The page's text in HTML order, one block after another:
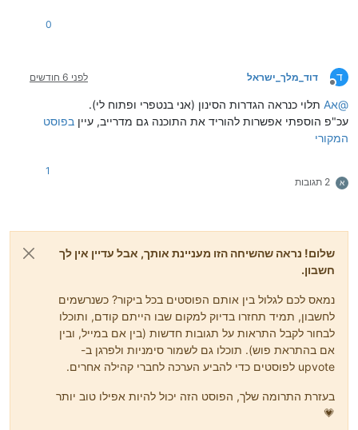
0
ד
מנותק
דוד_מלך_ישראל לפני 6 חודשים
@אA
תלוי כנראה הגדרות הסינון (אני בנטפרי ופתוח לי).
עכ"פ הוספתי אפשרות להוריד את התוכנה גם מדרייב, עיין בפוסט
המקורי
א 2 תגובות
1
שלום! נראה שהשיחה הזו מעניינת אותך, אבל עדיין אין לך
חשבון.
נמאס לכם לגלול בין אותם הפוסטים בכל ביקור? כשנרשמים
לחשבון, תמיד תחזרו בדיוק למקום שבו הייתם קודם, ותוכלו
לבחור לקבל התראות על תגובות חדשות (בין אם במייל, ובין
אם בהתראת פוש). תוכלו גם לשמור סימניות ולפרגן ב-
upvote לפוסטים כדי להביע הערכה לחברי קהילה אחרים.
בעזרת התרומה שלך, הפוסט הזה יכול להיות אפילו טוב יותר
💗